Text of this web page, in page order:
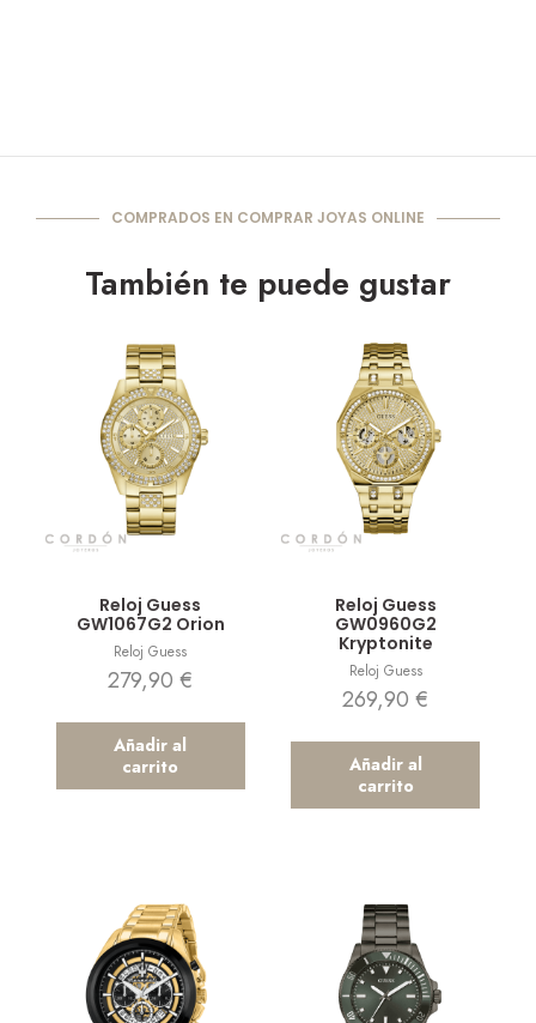
COMPRADOS EN COMPRAR JOYAS ONLINE
También te puede gustar
Reloj Guess
GW1067G2 Orion
Reloj Guess
279,90€
Añadir al
carrito
Reloj Guess
GW0960G2
Kryptonite
Reloj Guess
269,90€
Añadir al
carrito